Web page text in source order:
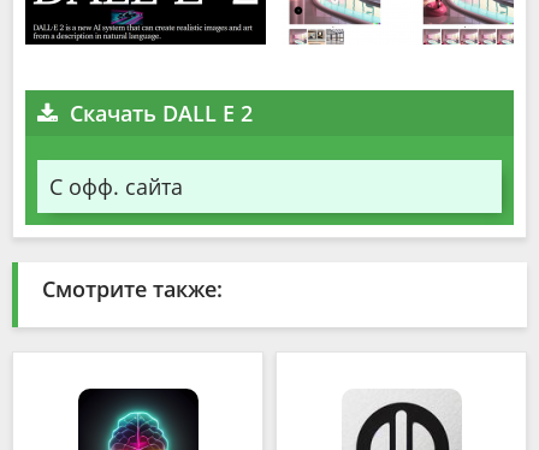
Скачать DALL E 2
С офф. сайта
Смотрите также: